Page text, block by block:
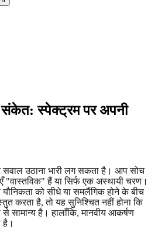
स्पेक्ट्रम पर अपनी
उठाना भारी लग सकता है। आप सोच
हैं या सिर्फ एक अस्थायी चरण।
को सीधे या समलैंगिक होने के बीच
करता है, तो यह सुनिश्चित नहीं होना कि
सामान्य है। हालाँकि, मानवीय आकर्षण
है।